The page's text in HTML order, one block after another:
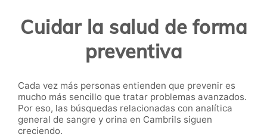
Cuidar la salud de forma
preventiva
Cada vez más personas entienden que prevenir es
mucho más sencillo que tratar problemas avanzados.
Por eso, las búsquedas relacionadas con analítica
general de sangre y orina en Cambrils siguen
creciendo.